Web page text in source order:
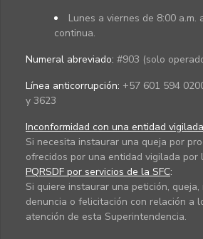
Lunes a viernes de 8:00 a.m.
continua.
Numeral abreviado: #903 (solo
Línea anticorrupción: +57 601 594
y 3623
Inconformidad con una entidad vigilada
Si necesita instaurar una queja por
ofrecidos por una entidad vigilada por
PQRSDF por servicios de la SFC:
Si quiere instaurar una petición,
denuncia o felicitación con relación a
atención de esta Superintendencia.